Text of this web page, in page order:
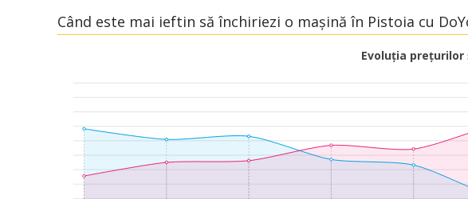
Când este mai ieftin să închiriezi o mașină în Pistoia cu
Evoluția